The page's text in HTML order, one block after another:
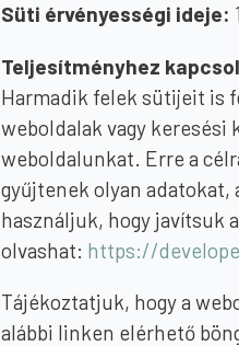
Süti érvényességi ideje:
Teljesítményhez
Harmadik felek sütijeit is
weboldalak vagy keresési
weboldalunkat. Erre a
gyűjtenek olyan
használjuk, hogy javítsuk
olvashat: https://
Tájékoztatjuk, hogy a
alábbi linken elérhető